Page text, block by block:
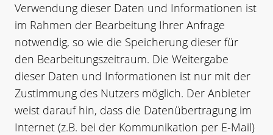
Verwendung dieser Daten und Informationen ist
im Rahmen der Bearbeitung Ihrer Anfrage
notwendig, so wie die Speicherung dieser für
den Bearbeitungszeitraum. Die Weitergabe
dieser Daten und Informationen ist nur mit der
Zustimmung des Nutzers möglich. Der Anbieter
weist darauf hin, dass die Datenübertragung im
Internet (z.B. bei der Kommunikation per E-Mail)